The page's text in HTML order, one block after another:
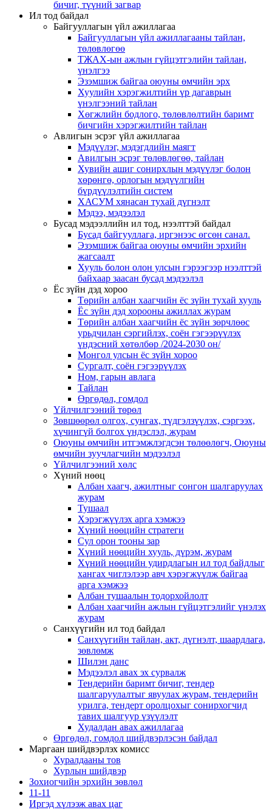
бичиг, түүний загвар
Ил тод байдал
Байгууллагын үйл ажиллагаа
Байгууллагын үйл ажиллагааны тайлан,
төлөвлөгөө
ТЖАХ-ын ажлын гүйцэтгэлийн тайлан,
үнэлгээ
Эзэмшиж байгаа оюуны өмчийн эрх
Хуулийн хэрэгжилтийн үр дагаврын
үнэлгээний тайлан
Хөгжлийн бодлого, төлөвлөлтийн баримт
бичгийн хэрэгжилтийн тайлан
Авлигын эсрэг үйл ажиллагаа
Мэдүүлэг, мэдэгдлийн маягт
Авилгын эсрэг төлөвлөгөө, тайлан
Хувийн ашиг сонирхлын мэдүүлэг болон
хөрөнгө, орлогын мэдүүлгийн
бүрдүүлэлтийн систем
ХАСУМ хянасан тухай дүгнэлт
Мэдээ, мэдээлэл
Бусад мэдээллийн ил тод, нээлттэй байдал
Бусад байгууллага, иргэнээс өгсөн санал.
Эзэмшиж байгаа оюуны өмчийн эрхийн
жагсаалт
Хууль болон олон улсын гэрээгээр нээлттэй
байхаар заасан бусад мэдээлэл
Ёс зүйн дэд хороо
Төрийн албан хаагчийн ёс зүйн тухай хууль
Ёс зүйн дэд хорооны ажиллах журам
Төрийн албан хаагчийн ёс зүйн зөрчлөөс
урьдчилан сэргийлэх, соён гэгээрүүлэх
үндэсний хөтөлбөр /2024-2030 он/
Монгол улсын ёс зүйн хороо
Cургалт, cоён гэгээрүүлэх
Ном, гарын авлага
Тайлан
Өргөдөл, гомдол
Үйлчилгээний төрөл
Зөвшөөрөл олгох, сунгах, түдгэлзүүлэх, сэргээх,
хүчингүй болгох үндэслэл, журам
Оюуны өмчийн итгэмжлэгдсэн төлөөлөгч, Оюуны
өмчийн зуучлагчийн мэдээлэл
Үйлчилгээний хөлс
Хүний нөөц
Албан хаагч, ажилтныг сонгон шалгаруулах
журам
Тушаал
Хэрэгжүүлэх арга хэмжээ
Хүний нөөцийн стратеги
Сул орон тооны зар
Хүний нөөцийн хууль, дүрэм, журам
Хүний нөөцийн удирдлагын ил тод байдлыг
хангах чиглэлээр авч хэрэгжүүлж байгаа
арга хэмжээ
Албан тушаалын тодорхойлолт
Албан хаагчийн ажлын гүйцэтгэлийг үнэлэх
журам
Санхүүгийн ил тод байдал
Санхүүгийн тайлан, акт, дүгнэлт, шаардлага,
зөвлөмж
Шилэн данс
Мэдээлэл авах эх сурвалж
Тендерийн баримт бичиг, тендер
шалгаруулалтыг явуулах журам, тендерийн
урилга, тендерт оролцохыг сонирхогчид
тавих шалгуур үзүүлэлт
Худалдан авах ажиллагаа
Өргөдөл, гомдол шийдвэрлэсэн байдал
Маргаан шийдвэрлэх комисс
Хуралдааны тов
Хурлын шийдвэр
Зохиогчийн эрхийн зөвлөл
11-11
Иргэд хүлээж авах цаг